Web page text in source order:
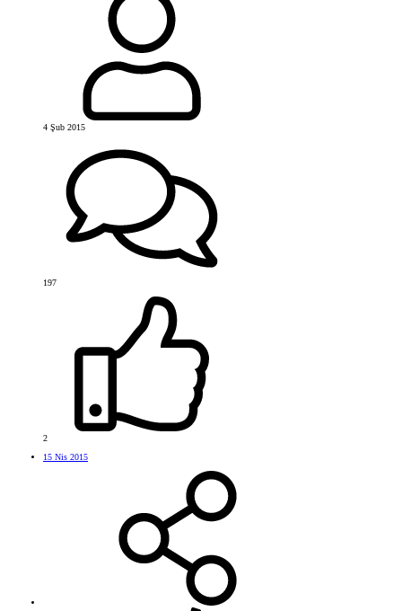
4 Şub 2015
197
2
15 Nis 2015